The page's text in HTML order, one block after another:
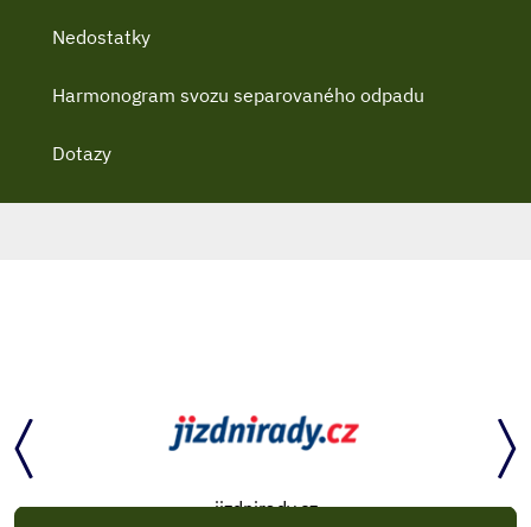
Nedostatky
Harmonogram svozu separovaného odpadu
Dotazy
jizdnirady.cz